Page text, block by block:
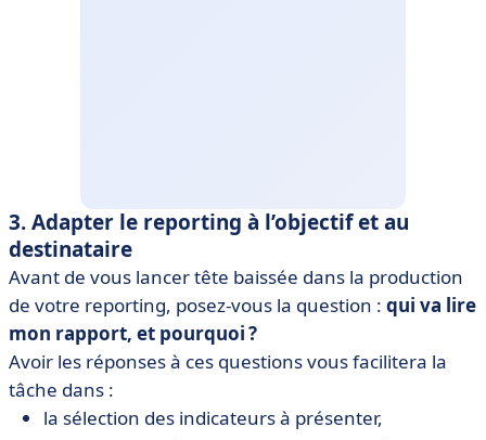
3. Adapter le reporting à l’objectif et au
destinataire
Avant de vous lancer tête baissée dans la production
de votre reporting, posez-vous la question : qui va lire
mon rapport, et pourquoi ?
Avoir les réponses à ces questions vous facilitera la
tâche dans :
la sélection des indicateurs à présenter,